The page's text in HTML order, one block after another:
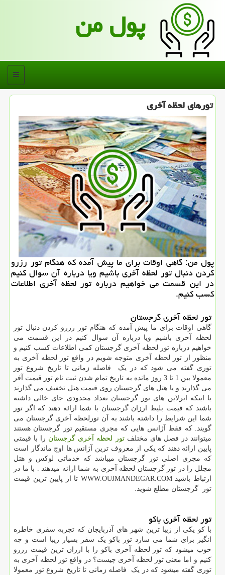
پول من
منو
تورهای لحظه آخری
پول من: گاهی اوقات برای ما پیش آمده كه هنگام تور رزرو
كردن دنبال تور لحظه آخری باشیم ویا درباره آن سوال كنیم
در این قسمت می خواهیم درباره تور لحظه آخری اطلاعات
كسب كنیم.
تور لحظه آخری گرجستان
گاهی اوقات برای ما پیش آمده که هنگام تور رزرو کردن دنبال تور
لحظه آخری باشیم ویا درباره آن سوال کنیم در این قسمت می
خواهیم درباره تور لحظه آخری گرجستان کمی اطلاعات کسب کنیم و
منظور از تور لحظه آخری متوجه شویم در واقع تور لحظه آخری به
توری گفته می شود که در یک فاصله زمانی تا تاریخ شروع تور
معمولا بین 1 تا 3 روز مانده به تاریخ تمام شدن ثبت نام تور قیمت آفر
می گذارند و یا هتل های گرجستان روی قیمت هتل تخفیف می گذارند
یا اینکه ایرلاین های تور گرجستان تعداد محدودی جای خالی داشته
باشند که قیمت بلیط ارزان گرجستان با شما ارائه دهند که اگر تور
شما این شرایط را داشته باشند به آن تورلحظه آخری گرجستان می
گویند. که فقط آژانس هایی که مجری مستقیم تور گرجستان هستند
میتوانند در فصل های مختلفتور لحظه آخری گرجستان را با قیمتی
پایین ارائه دهند که یکی از معروف ترین آژانس ها اوج ماندگار است
که مجری اصلی تور گرجستان میباشد که خدماتی لوکس و هتل
مجلل را در تور گرجستان لحظه آخری به شما ارائه میدهند . با ما در
ارتباط باشید WWW.OUJMANDEGAR.COM تا از پایین ترین قیمت
تور گرجستان مطلع شوید.
تور لحظه آخری باکو
با کو یکی از زیبا ترین شهر های آذربایجان که تجربه سفری خاطره
انگیز برای شما می سازد تور باکو یک سفر بسیار زیبا است و چه
خوب میشود که تور لحظه آخری باکو را با ارزان ترین قیمت رزرو
کنیم و اما معنی تور لحظه آخری چیست؟ در واقع تور لحظه آخری به
توری گفته میشود که در یک فاصله زمانی تا تاریخ شروع تور معمولا